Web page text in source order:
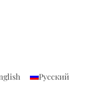
Русский